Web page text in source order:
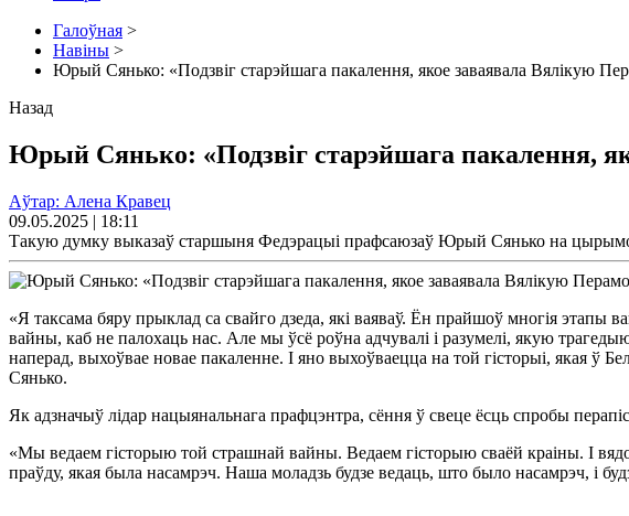
Галоўная >
Навіны >
Юрый Сянько: «Подзвіг старэйшага пакалення, якое заваявала Вялікую
Назад
Юрый Сянько: «Подзвіг старэйшага пакалення,
Аўтар: Алена Кравец
09.05.2025 | 18:11
Такую думку выказаў старшыня Федэрацыі прафсаюзаў Юрый Сянько на
«Я таксама бяру прыклад са свайго дзеда, які ваяваў. Ён прайшоў многія этапы
вайны, каб не палохаць нас. Але мы ўсё роўна адчувалі і разумелі, якую
наперад, выхоўвае новае пакаленне. І яно выхоўваецца на той гісторыі, якая ў
Сянько.
Як адзначыў лідар нацыянальнага прафцэнтра, сёння ў свеце ёсць спробы
«Мы ведаем гісторыю той страшнай вайны. Ведаем гісторыю сваёй краіны. І
праўду, якая была насамрэч. Наша моладзь будзе ведаць, што было насамрэч, і